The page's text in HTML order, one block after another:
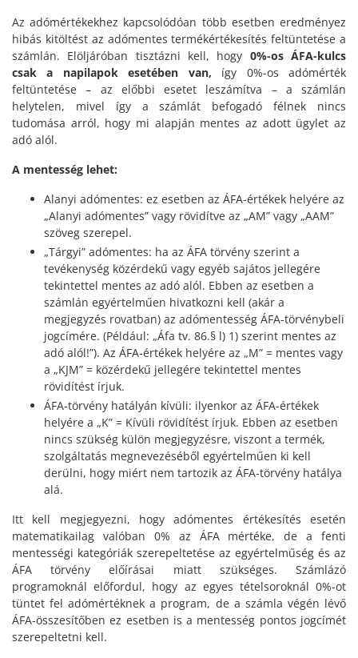
Az adómértékekhez kapcsolódóan több esetben eredményez
hibás kitöltést az adómentes termékértékesítés feltüntetése a
számlán. Elöljáróban tisztázni kell, hogy 0%-os ÁFA-kulcs
csak a napilapok esetében van, így 0%-os adómérték
feltüntetése – az előbbi esetet leszámítva – a számlán
helytelen, mivel így a számlát befogadó félnek nincs
tudomása arról, hogy mi alapján mentes az adott ügylet az
adó alól.
A mentesség lehet:
Alanyi adómentes: ez esetben az ÁFA-értékek helyére az
„Alanyi adómentes” vagy rövidítve az „AM” vagy „AAM”
szöveg szerepel.
„Tárgyi” adómentes: ha az ÁFA törvény szerint a
tevékenység közérdekű vagy egyéb sajátos jellegére
tekintettel mentes az adó alól. Ebben az esetben a
számlán egyértelműen hivatkozni kell (akár a
megjegyzés rovatban) az adómentesség ÁFA-törvénybeli
jogcímére. (Például: „Áfa tv. 86.§ l) 1) szerint mentes az
adó alól!”). Az ÁFA-értékek helyére az „M” = mentes vagy
a „KJM” = közérdekű jellegére tekintettel mentes
rövidítést írjuk.
ÁFA-törvény hatályán kívüli: ilyenkor az ÁFA-értékek
helyére a „K” = Kívüli rövidítést írjuk. Ebben az esetben
nincs szükség külön megjegyzésre, viszont a termék,
szolgáltatás megnevezéséből egyértelműen ki kell
derülni, hogy miért nem tartozik az ÁFA-törvény hatálya
alá.
Itt kell megjegyezni, hogy adómentes értékesítés esetén
matematikailag valóban 0% az ÁFA mértéke, de a fenti
mentességi kategóriák szerepeltetése az egyértelműség és az
ÁFA törvény előírásai miatt szükséges. Számlázó
programoknál előfordul, hogy az egyes tételsoroknál 0%-ot
tüntet fel adómértéknek a program, de a számla végén lévő
ÁFA-összesítőben ez esetben is a mentesség pontos jogcímét
szerepeltetni kell.